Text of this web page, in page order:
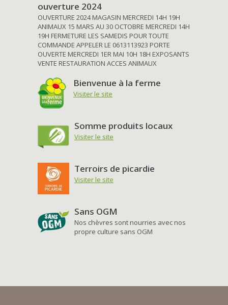
ouverture 2024
OUVERTURE 2024 MAGASIN MERCREDI 14H 19H
ANIMAUX 15 MARS AU 30 OCTOBRE MERCREDI 14H
19H FERMETURE LES SAMEDIS POUR TOUTE
COMMANDE APPELER LE 0613113923 PORTE
OUVERTE MERCREDI 1ER MAI 10H 18H EXPOSANTS
VENTE RESTAURATION ACCES ANIMAUX
Bienvenue à la ferme
Visiter le site
Somme produits locaux
Visiter le site
Terroirs de picardie
Visiter le site
Sans OGM
Nos chèvres sont nourries avec nos
propre culture sans OGM